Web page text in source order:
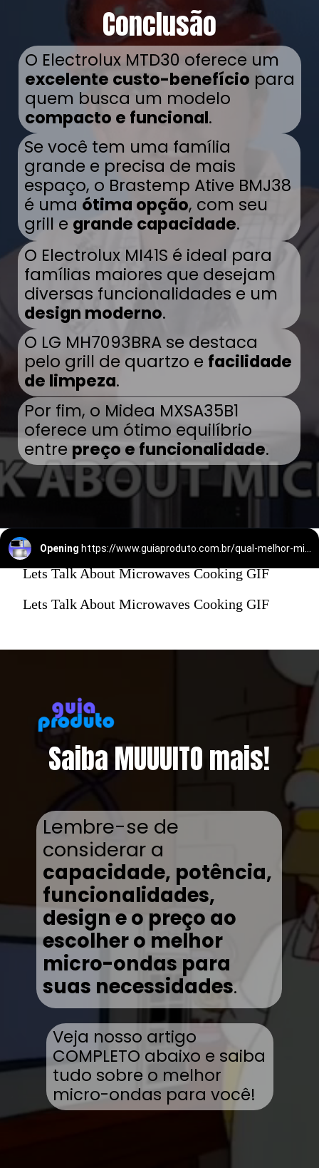
Conclusão
O Electrolux MTD30 oferece um
excelente custo-benefício para
quem busca um modelo
compacto e funcional.
Se você tem uma família
grande e precisa de mais
espaço, o Brastemp Ative BMJ38
é uma ótima opção, com seu
grill e grande capacidade.
O Electrolux MI41S é ideal para
famílias maiores que desejam
diversas funcionalidades e um
design moderno.
O LG MH7093BRA se destaca
pelo grill de quartzo e facilidade
de limpeza.
Por fim, o Midea MXSA35B1
oferece um ótimo equilíbrio
entre preço e funcionalidade.
Opening
Lets Talk About Microwaves Cooking GIF
Lets Talk About Microwaves Cooking GIF
Saiba MUUUITO mais!
Lembre-se de
considerar a
capacidade, potência,
funcionalidades,
design e o preço ao
escolher o melhor
micro-ondas para
suas necessidades.
Veja nosso artigo
COMPLETO abaixo e saiba
tudo sobre o melhor
micro-ondas para você!